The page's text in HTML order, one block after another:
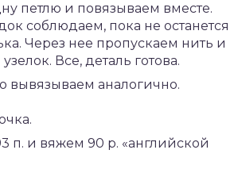
петлю и повязываем вместе.
соблюдаем, пока не останется
Через нее пропускаем нить и
Все, деталь готова.
вывязываем аналогично.
п. и вяжем 90 р. «английской